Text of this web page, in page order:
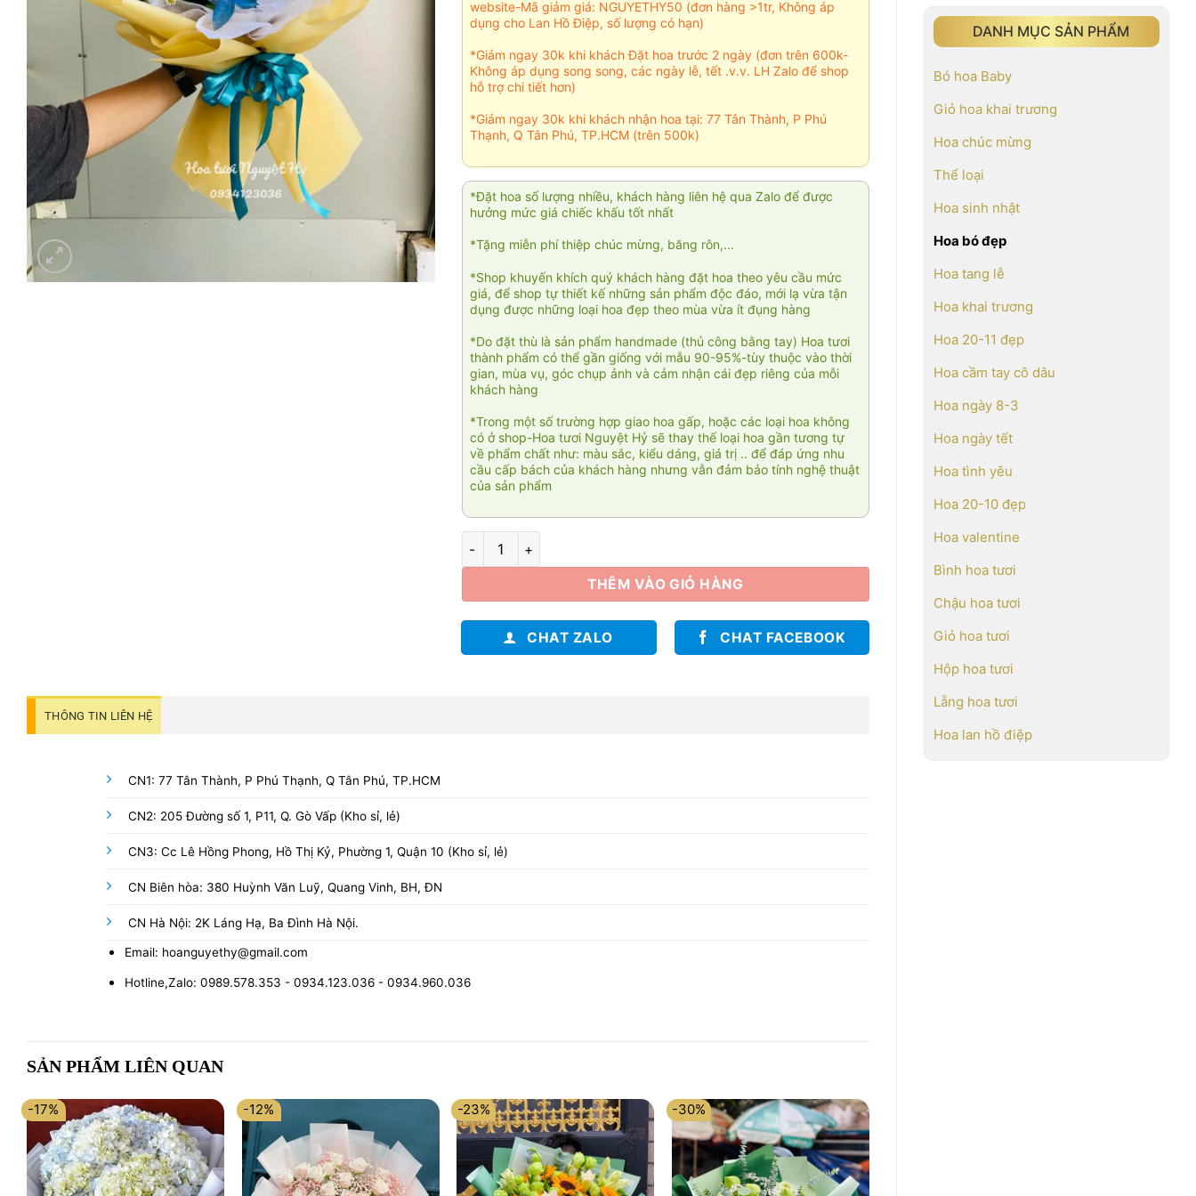
DANH MỤC SẢN PHẨM
Bó hoa Baby
Giỏ hoa khai trương
Hoa chúc mừng
Thể loại
Hoa sinh nhật
Hoa bó đẹp
Hoa tang lễ
Hoa khai trương
Hoa 20-11 đẹp
Hoa cầm tay cô dâu
Hoa ngày 8-3
Hoa ngày tết
Hoa tình yêu
Hoa 20-10 đẹp
Hoa valentine
Bình hoa tươi
Chậu hoa tươi
Giỏ hoa tươi
Hộp hoa tươi
Lẵng hoa tươi
Hoa lan hồ điệp
website-Mã giảm giá: NGUYETHY50 (đơn hàng >1tr, Không áp
dụng cho Lan Hồ Điệp, số lượng có hạn)
*Giảm ngay 30k khi khách Đặt hoa trước 2 ngày (đơn trên 600k-
Không áp dụng song song, các ngày lễ, tết .v.v. LH Zalo để shop
hỗ trợ chi tiết hơn)
*Giảm ngay 30k khi khách nhận hoa tại: 77 Tân Thành, P Phú
Thạnh, Q Tân Phú, TP.HCM (trên 500k)
*Đặt hoa số lượng nhiều, khách hàng liên hệ qua Zalo để được
hưởng mức giá chiếc khấu tốt nhất
*Tặng miễn phí thiệp chúc mừng, băng rôn,...
*Shop khuyến khích quý khách hàng đặt hoa theo yêu cầu mức
giá, để shop tự thiết kế những sản phẩm độc đáo, mới lạ vừa tận
dụng được những loại hoa đẹp theo mùa vừa ít đụng hàng
*Do đặt thù là sản phẩm handmade (thủ công bằng tay) Hoa tươi
thành phẩm có thể gần giống với mẫu 90-95%-tùy thuộc vào thời
gian, mùa vụ, góc chụp ảnh và cảm nhận cái đẹp riêng của mỗi
khách hàng
*Trong một số trường hợp giao hoa gấp, hoặc các loại hoa không
có ở shop-Hoa tươi Nguyệt Hỷ sẽ thay thế loại hoa gần tương tự
về phẩm chất như: màu sắc, kiểu dáng, giá trị .. để đáp ứng nhu
cầu cấp bách của khách hàng nhưng vẫn đảm bảo tính nghệ thuật
của sản phẩm
Amitié 004 số lượng
THÊM VÀO GIỎ HÀNG
CHAT ZALO CHAT FACEBOOK
THÔNG TIN LIÊN HỆ
CN1: 77 Tân Thành, P Phú Thạnh, Q Tân Phú, TP.HCM
CN2: 205 Đường số 1, P11, Q. Gò Vấp (Kho sỉ, lẻ)
CN3: Cc Lê Hồng Phong, Hồ Thị Kỷ, Phường 1, Quận 10 (Kho sỉ, lẻ)
CN Biên hòa: 380 Huỳnh Văn Luỹ, Quang Vinh, BH, ĐN
CN Hà Nội: 2K Láng Hạ, Ba Đình Hà Nội.
Email: hoanguyethy@gmail.com
Hotline,Zalo: 0989.578.353 - 0934.123.036 - 0934.960.036
SẢN PHẨM LIÊN QUAN
-17% -12% -23% -30%